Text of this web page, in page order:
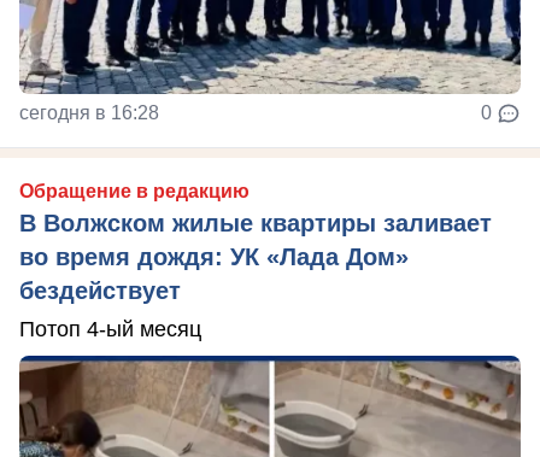
сегодня в 16:28 0
Обращение в редакцию
В Волжском жилые квартиры заливает
во время дождя: УК «Лада Дом»
бездействует
Потоп 4-ый месяц